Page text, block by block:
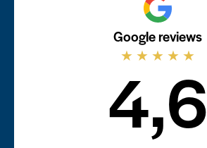
Google reviews
★ ★ ★ ★ ★
4,6